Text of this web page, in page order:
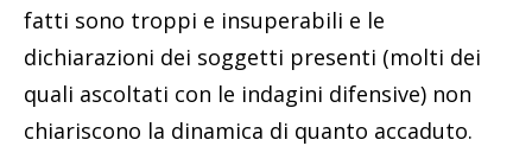
fatti sono troppi e insuperabili e le
dichiarazioni dei soggetti presenti (molti dei
quali ascoltati con le indagini difensive) non
chiariscono la dinamica di quanto accaduto.